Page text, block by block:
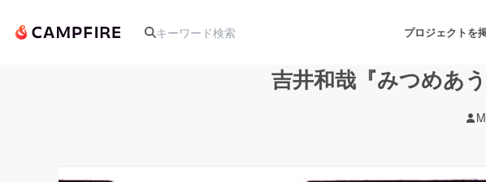
プロジェクトを
吉井和哉『みつめあ